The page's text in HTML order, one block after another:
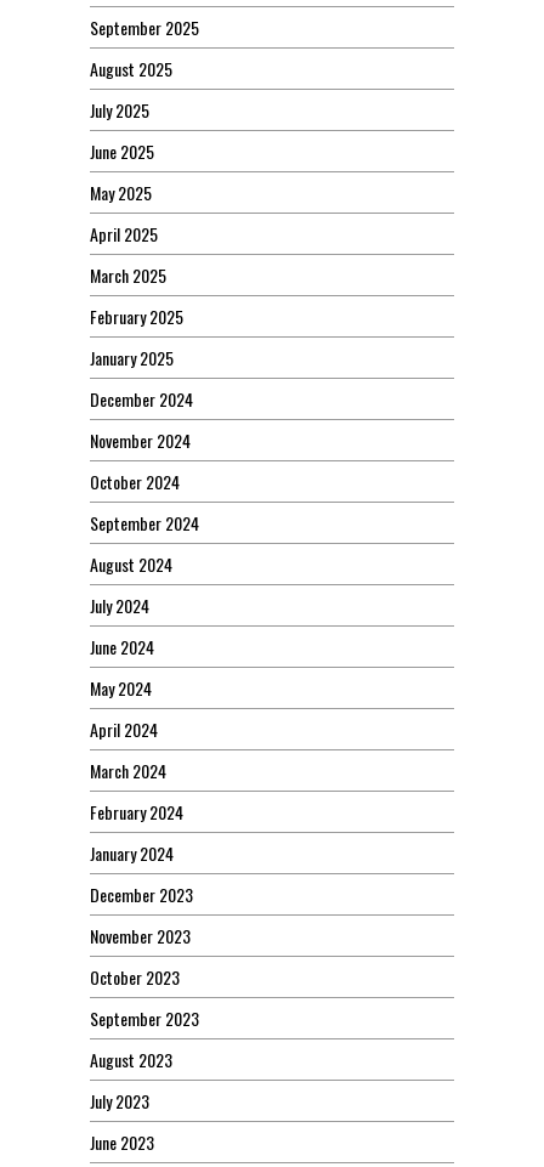
September 2025
August 2025
July 2025
June 2025
May 2025
April 2025
March 2025
February 2025
January 2025
December 2024
November 2024
October 2024
September 2024
August 2024
July 2024
June 2024
May 2024
April 2024
March 2024
February 2024
January 2024
December 2023
November 2023
October 2023
September 2023
August 2023
July 2023
June 2023